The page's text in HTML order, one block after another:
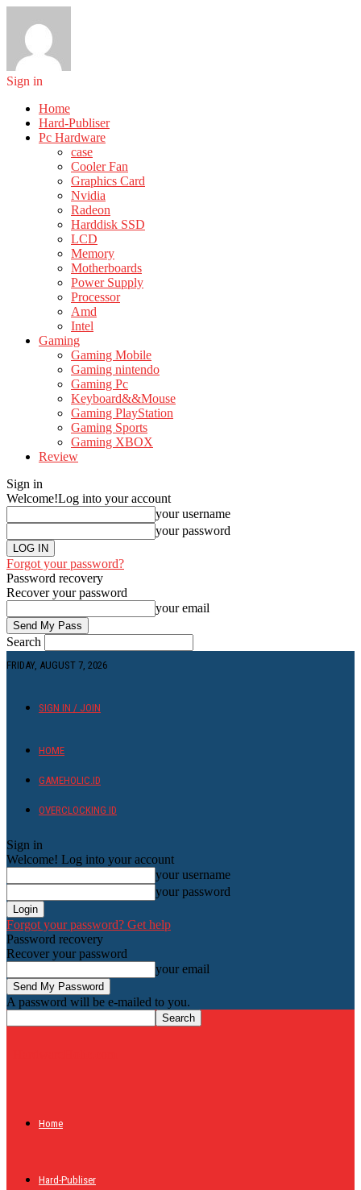
Sign in
Home
Hard-Publiser
Pc Hardware
case
Cooler Fan
Graphics Card
Nvidia
Radeon
Harddisk SSD
LCD
Memory
Motherboards
Power Supply
Processor
Amd
Intel
Gaming
Gaming Mobile
Gaming nintendo
Gaming Pc
Keyboard&&Mouse
Gaming PlayStation
Gaming Sports
Gaming XBOX
Review
Sign in
Welcome!Log into your account
your username
your password
Forgot your password?
Password recovery
Recover your password
your email
Search
FRIDAY, AUGUST 7, 2026
SIGN IN / JOIN
HOME
GAMEHOLIC.ID
OVERCLOCKING ID
Sign in
Welcome! Log into your account
your username
your password
Forgot your password? Get help
Password recovery
Recover your password
your email
A password will be e-mailed to you.
Home
Hard-Publiser